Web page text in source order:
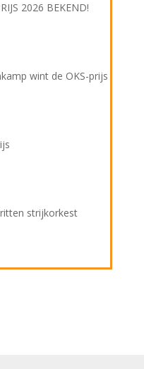
2026 BEKEND!
wint de OKS-prijs
strijkorkest